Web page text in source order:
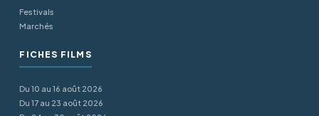
Festivals
Marchés
FICHES FILMS
Du 10 au 16 août 2026
Du 17 au 23 août 2026